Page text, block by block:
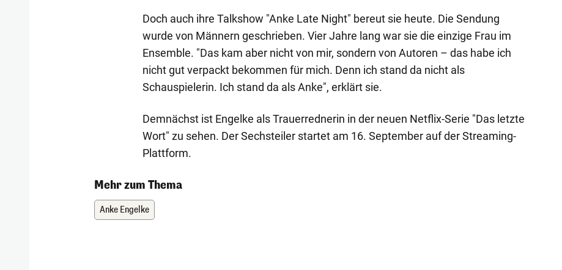
Doch auch ihre Talkshow "Anke Late Night" bereut sie heute. Die Sendung
wurde von Männern geschrieben. Vier Jahre lang war sie die einzige Frau im
Ensemble. "Das kam aber nicht von mir, sondern von Autoren – das habe ich
nicht gut verpackt bekommen für mich. Denn ich stand da nicht als
Schauspielerin. Ich stand da als Anke", erklärt sie.
Demnächst ist Engelke als Trauerrednerin in der neuen Netflix-Serie "Das letzte
Wort" zu sehen. Der Sechsteiler startet am 16. September auf der Streaming-
Plattform.
Mehr zum Thema
Anke Engelke